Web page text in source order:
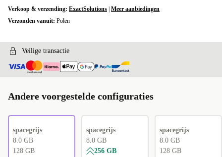
RU (JCUKEN)
Verkoop & verzending: ExactSolutions Meer aanbiedingen
Verzonden vanuit: Polen
Veilige transactie
Andere voorgestelde configuraties
spacegrijs
8.0 GB
128 GB
spacegrijs
8.0 GB
256 GB
spacegrijs
8.0 GB
128 GB